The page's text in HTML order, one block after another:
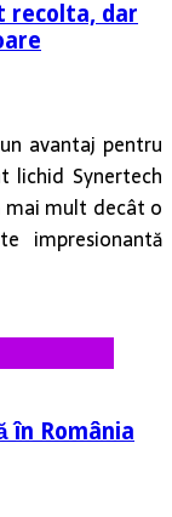
recolta, dar
avantaj pentru
lichid Synertech
mai mult decât o
impresionantă
România